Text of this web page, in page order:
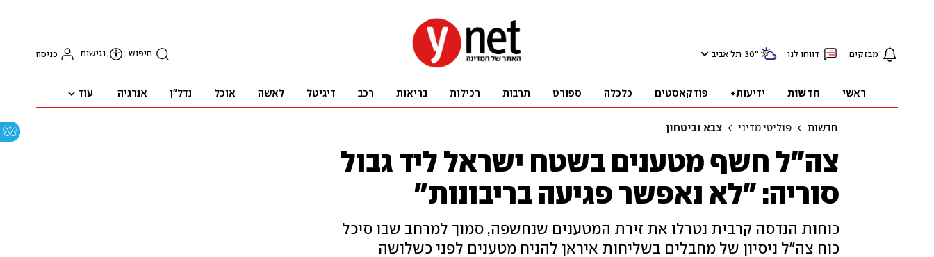
מבזקים דווחו לנו 30° תל אביב חיפוש נגישות כניסה
ראשי חדשות ידיעות+ פודקאסטים כלכלה ספורט תרבות רכילות בריאות רכב דיגיטל לאשה אוכל נדל"ן אנרגיה עוד
חדשות פוליטי מדיני צבא וביטחון
צה"ל חשף מטענים בשטח ישראל ליד גבול
סוריה: "לא נאפשר פגיעה בריבונות"
כוחות הנדסה קרבית נטרלו את זירת המטענים שנחשפה, סמוך למרחב שבו סיכל
כוח צה"ל ניסיון של מחבלים בשליחות איראן להניח מטענים לפני כשלושה